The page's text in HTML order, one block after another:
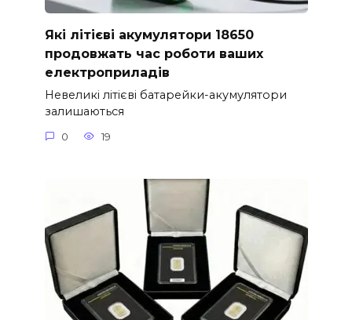
Які літієві акумулятори 18650
продовжать час роботи ваших
електроприладів
Невеликі літієві батарейки-акумулятори
залишаються
0 19